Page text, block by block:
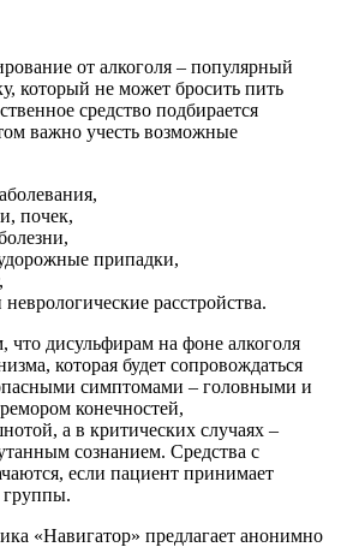
от алкоголя – популярный
который не может бросить пить
средство подбирается
важно учесть возможные
почек,
припадки,
расстройства.
дисульфирам на фоне алкоголя
которая будет сопровождаться
симптомами – головными и
конечностей,
а в критических случаях –
сознанием. Средства с
если пациент принимает
группы.
«Навигатор» предлагает анонимно